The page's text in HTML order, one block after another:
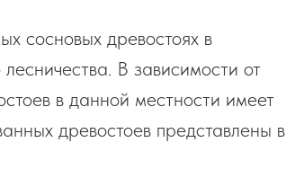
сосновых древостоях в
В зависимости от
в данной местности имеет
древостоев представлены в